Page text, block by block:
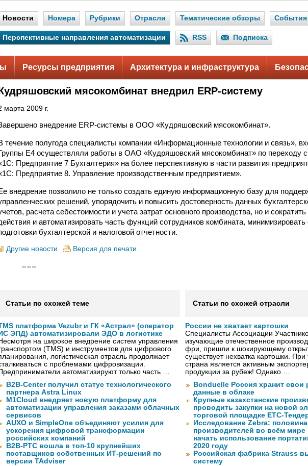
Новости Номера Рубрики Отрасли Тематические обзоры События
Перспективные направления автоматизации RSS Подписка
Ресурсы предприятия Архитектура и инфраструктура
мясокомбинат внедрил ERP-систему
марта 2009 г.
внедрение ERP-системы в ООО «Кудряшовский мясокомбинат».
течение полугода специалисты компании «Информационные технологии и связь»,
Е4 осуществляли работы в ОАО «Кудряшовский мясокомбинат» по переходу
Предприятие 7 Бухгалтерия» на более перспективную в части развития
Предприятие 8. Управление производственным предприятием».
внедрение позволило не только создать единую информационную базу для
решений, упорядочить и повысить достоверность данных
расчета себестоимости и учета затрат основного производства, но и
и автоматизировать часть функций сотрудников комбината, минимизировать
бухгалтерской и налоговой отчетности.
Другие новости Версия для печати
Статьи по схожей теме
платформа Vezubr и ГК «Астрал» (оператор
ЭПД) автоматизировали ЭДО в логистике
на широкое внедрение систем управления
(TMS) и инструментов для цифрового
логистическая отрасль продолжает
с проблемами цифровизации.
автоматизируют только часть …
B2B-Center получил статус технологического
партнера Astra Linux
M1Cloud внедряет новую платформу для
автоматизации управления заказами облачных
сервисов
AUXO и SimpleOne объединяют усилия для
ускорения цифровой трансформации
российских компаний
B2B-РТС вошла в топ-10 крупнейших
поставщиков собственных ИТ-решений по
версии TAdviser
Статьи по схожей отрасли
России не хватает картошки
Специалисты Ассоциации
изучающие отечественное
фри, пришли к шокирующему
существует нехватка картошки.
страна является активным
продукции за рубеж! Однако …
Bonduelle Россия хранит свои
данные в облаке
Крупные казахстанские
проводить закупки на новой
торговой площадке ЕТС-
Исследование Zebra: половина
производителей во всём мире
начать использование
2020 году
Российская фабрика Strauss
систему